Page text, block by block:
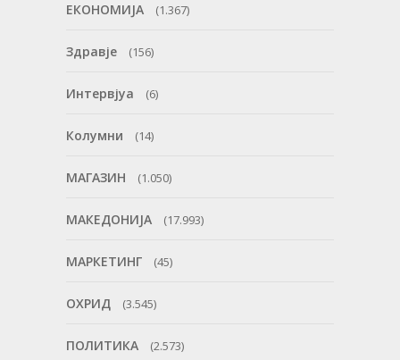
ЕКОНОМИЈА (1.367)
Здравје (156)
Интервјуа (6)
Колумни (14)
МАГАЗИН (1.050)
МАКЕДОНИЈА (17.993)
МАРКЕТИНГ (45)
ОХРИД (3.545)
ПОЛИТИКА (2.573)